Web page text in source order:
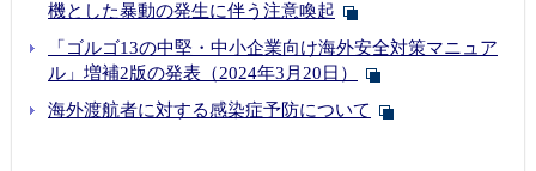
機とした暴動の発生に伴う注意喚起
「ゴルゴ13の中堅・中小企業向け海外安全対策マニュア
ル」増補2版の発表（2024年3月20日）
海外渡航者に対する感染症予防について